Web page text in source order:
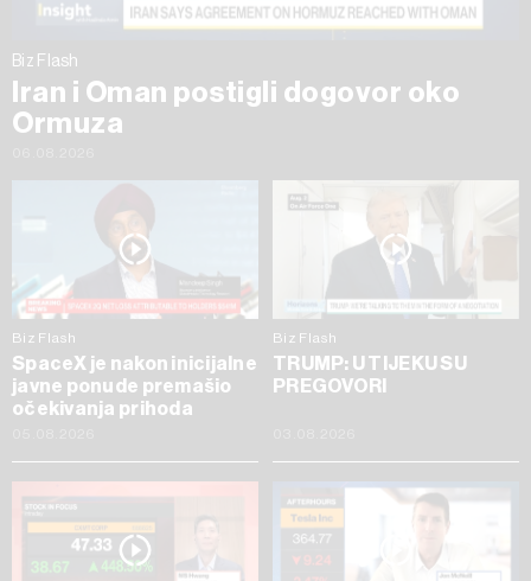
Biz Flash
Iran i Oman postigli dogovor oko
Ormuza
Biz Flash
SpaceX je nakon inicijalne
javne ponude premašio
očekivanja prihoda
Biz Flash
TRUMP: U TIJEKU SU
PREGOVORI